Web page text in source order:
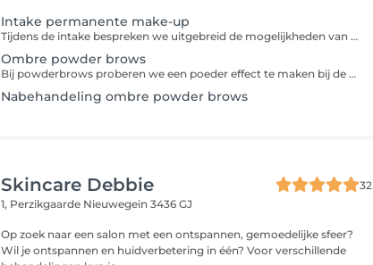
Intake permanente make-up
Tijdens de intake bespreken we uitgebreid de mogelijkheden van permanente make-up, kunt u al uw vragen stellen en laten wij zien wat het beste bij u past.
Ombre powder brows
Bij powderbrows proberen we een poeder effect te maken bij de wenkbrauwen. De voorkant van de wenkbrauwen maken we lichter, zodat we een heel natuurlijk resultaat geven aan de wenkbrauwen. Het lijkt het net alsof de wenkbrauw met een potlood of poeder licht zijn ingekleurd. De prijs is incl. na behandeling binnen 2 maanden.
Nabehandeling ombre powder brows
Skincare Debbie
32
1, Perzikgaarde Nieuwegein 3436 GJ
Op zoek naar een salon met een ontspannen, gemoedelijke sfeer?
Wil je ontspannen en huidverbetering in één? Voor verschillende